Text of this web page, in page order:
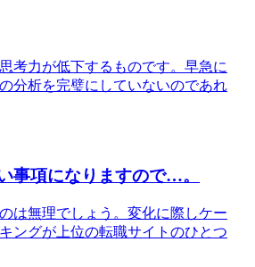
考力が低下するものです。早急に
分析を完璧にしていないのであれ
事項になりますので…。
は無理でしょう。変化に際しケー
ングが上位の転職サイトのひとつ